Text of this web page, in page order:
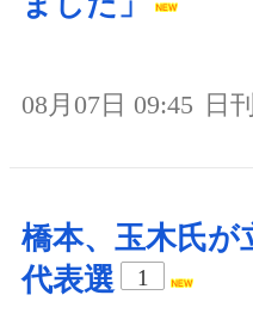
08月07日 09:45 日
橋本、玉木氏が
代表選
1